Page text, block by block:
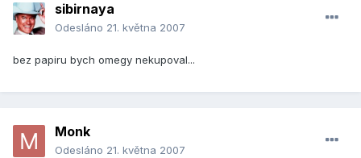
sibirnaya
Odesláno 21. května 2007
bez papiru bych omegy nekupoval...
Monk
Odesláno 21. května 2007